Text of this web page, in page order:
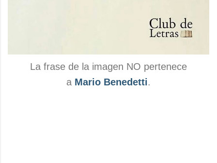
La frase de la imagen NO pertenece
a Mario Benedetti.